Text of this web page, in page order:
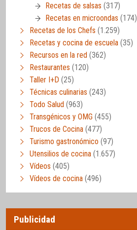
Recetas de salsas (317)
Recetas en microondas (174)
Recetas de los Chefs (1.259)
Recetas y cocina de escuela (35)
Recursos en la red (362)
Restaurantes (120)
Taller I+D (25)
Técnicas culinarias (243)
Todo Salud (963)
Transgénicos y OMG (455)
Trucos de Cocina (477)
Turismo gastronómico (97)
Utensilios de cocina (1.657)
Vídeos (405)
Vídeos de cocina (496)
Publicidad